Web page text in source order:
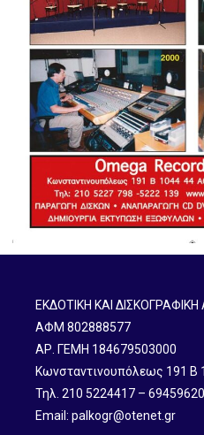
ΕΚΔΟΤΙΚΗ ΚΑΙ
ΑΦΜ 802888577
ΑΡ. ΓΕΜΗ 184679503000
Κωνσταντινουπόλεως 191 B
Τηλ. 210 5224417 –
Email: palkogr@otenet.gr